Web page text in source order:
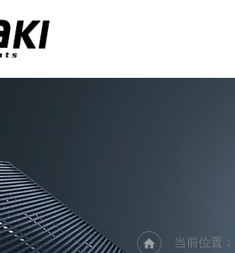
当前位置：